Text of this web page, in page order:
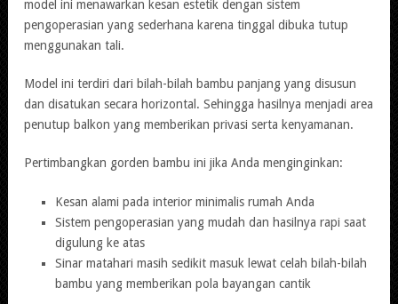
model ini menawarkan kesan estetik dengan sistem
pengoperasian yang sederhana karena tinggal dibuka tutup
menggunakan tali.
Model ini terdiri dari bilah-bilah bambu panjang yang disusun
dan disatukan secara horizontal. Sehingga hasilnya menjadi area
penutup balkon yang memberikan privasi serta kenyamanan.
Pertimbangkan gorden bambu ini jika Anda menginginkan:
Kesan alami pada interior minimalis rumah Anda
Sistem pengoperasian yang mudah dan hasilnya rapi saat
digulung ke atas
Sinar matahari masih sedikit masuk lewat celah bilah-bilah
bambu yang memberikan pola bayangan cantik